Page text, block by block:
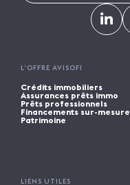
L’OFFRE AVISOFI
Crédits immobiliers
Assurances prêts immo
Prêts professionnels
Financements sur-mesure
Patrimoine
LIENS UTILES